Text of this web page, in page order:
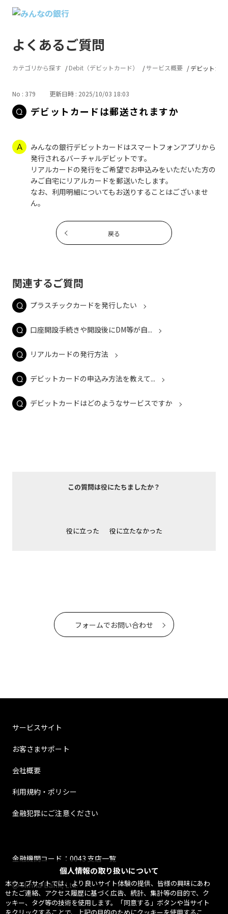
よくあるご質問
個人情報の取り扱いについて
本ウェブサイトでは、より良いサイト体験の提供、皆様の興味にあわ
せたご連絡、アクセス履歴に基づく広告、統計、集計等の目的で、ク
ッキー、タグ等の技術を使用します。「同意する」ボタンや当サイト
カテゴリから探す Debit（デビットカード） サービス概要 デビットカ
No : 379 更新日時 : 2025/10/03 18:03
デビットカードは郵送されますか
みんなの銀行デビットカードはスマートフォンアプリから
発行されるバーチャルデビットです。
リアルカードの発行をご希望でお申込みをいただいた方の
みご自宅にリアルカードを郵送いたします。
なお、利用明細についてもお送りすることはございませ
ん。
戻る
関連するご質問
プラスチックカードを発行したい
口座開設手続きや開設後にDM等が自...
リアルカードの発行方法
デビットカードの申込み方法を教えて...
デビットカードはどのようなサービスですか
この質問は役にたちましたか？
役に立った 役に立たなかった
フォームでお問い合わせ
サービスサイト
お客さまサポート
会社概要
利用規約・ポリシー
金融犯罪にご注意ください
金融機関コード：0043 支店一覧
@ Minna Bank, Ltd.